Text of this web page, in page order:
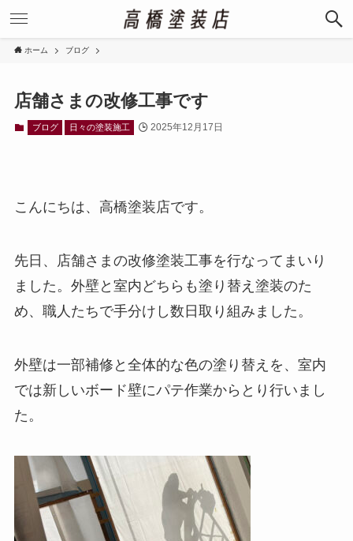
ホーム ブログ
店舗さまの改修工事です
ブログ 日々の塗装施工 2025年12月17日
こんにちは、高橋塗装店です。
先日、店舗さまの改修塗装工事を行なってまいり
ました。外壁と室内どちらも塗り替え塗装のた
め、職人たちで手分けし数日取り組みました。
外壁は一部補修と全体的な色の塗り替えを、室内
では新しいボード壁にパテ作業からとり行いまし
た。